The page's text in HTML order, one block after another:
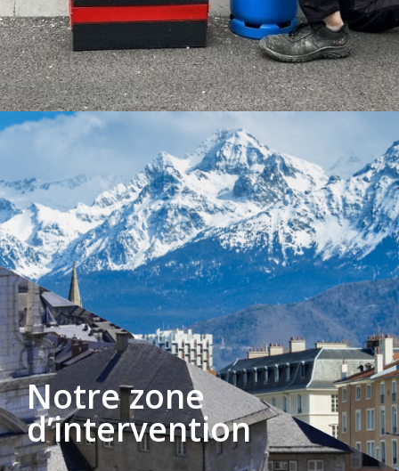
Notre zone
d’intervention